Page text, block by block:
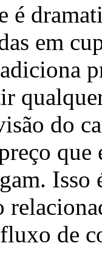
em
do
de